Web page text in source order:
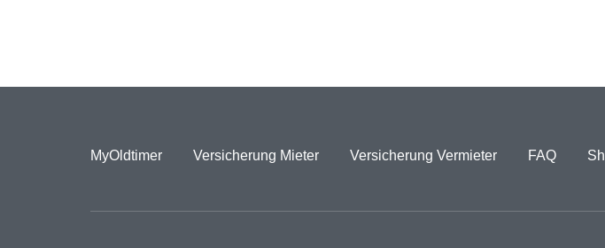
MyOldtimer Versicherung Mieter Versicherung Vermieter FAQ